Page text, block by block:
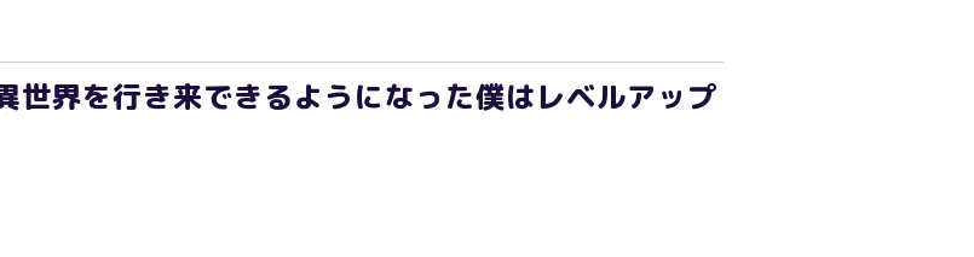
世界を行き来できるようになった僕はレベルアップ